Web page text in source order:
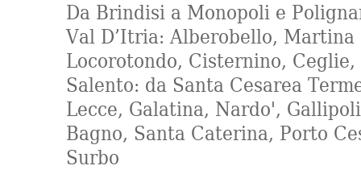
Da Brindisi a Monopoli e
Val D’Itria: Alberobello, Martina
Locorotondo, Cisternino,
Salento: da Santa Cesarea
Lecce, Galatina, Nardo',
Bagno, Santa Caterina, Porto
Surbo